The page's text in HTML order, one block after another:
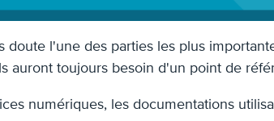
doute l'une des parties les plus
auront toujours besoin d'un point de
numériques, les documentations